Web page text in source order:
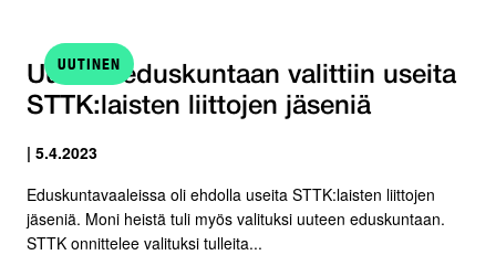
UUTINEN
Uuteen eduskuntaan valittiin useita
STTK:laisten liittojen jäseniä
| 5.4.2023
Eduskuntavaaleissa oli ehdolla useita STTK:laisten liittojen
jäseniä. Moni heistä tuli myös valituksi uuteen eduskuntaan.
STTK onnittelee valituksi tulleita...